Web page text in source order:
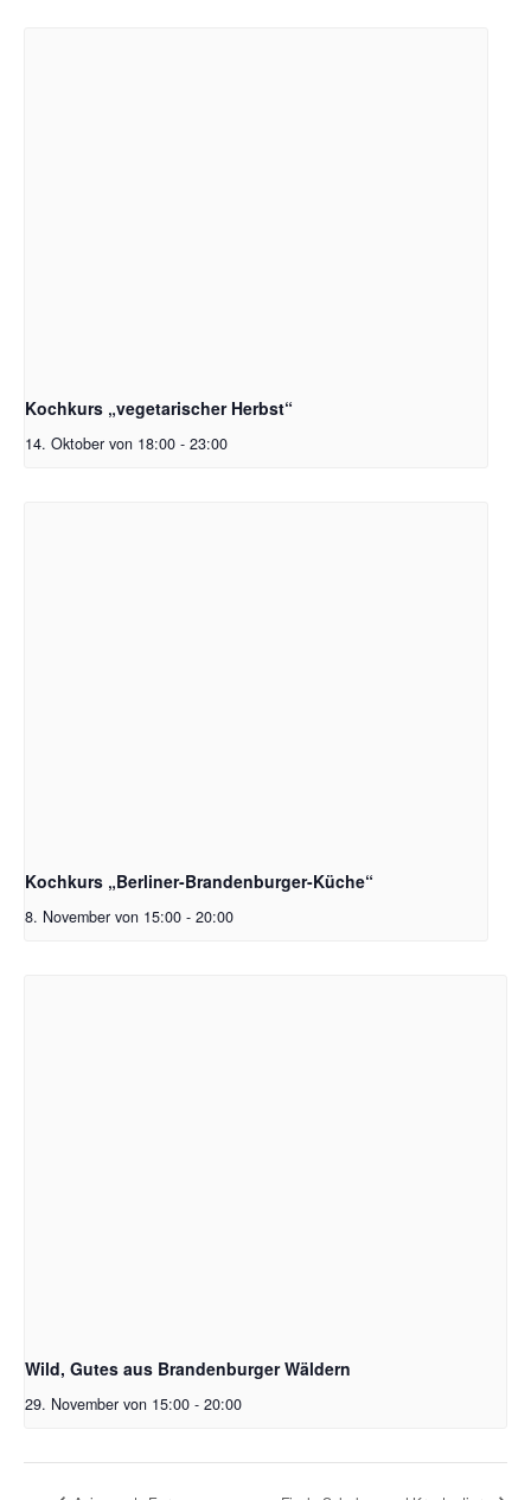
Kochkurs „vegetarischer Herbst“
14. Oktober von 18:00 - 23:00
Kochkurs „Berliner-Brandenburger-Küche“
8. November von 15:00 - 20:00
Wild, Gutes aus Brandenburger Wäldern
29. November von 15:00 - 20:00